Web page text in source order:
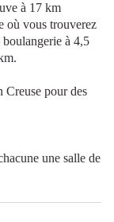
à 17 km
où vous trouverez
boulangerie à 4,5
Creuse pour des
une salle de